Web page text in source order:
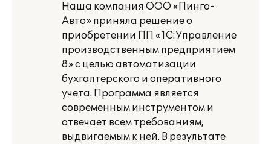
Наша компания ООО «Пинго-
Авто» приняла решение о
приобретении ПП «1С:Управление
производственным предприятием
8» с целью автоматизации
бухгалтерского и оперативного
учета. Программа является
современным инструментом и
отвечает всем требованиям,
выдвигаемым к ней. В результате